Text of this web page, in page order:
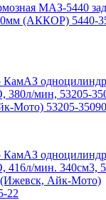
МАЗ-5440
(АККОР) 5440-
КамАЗ
мин, 53205-
Мото) 53205-
КамАЗ
416л/мин. 340см3,
(Ижевск, Айк-Мото)
22